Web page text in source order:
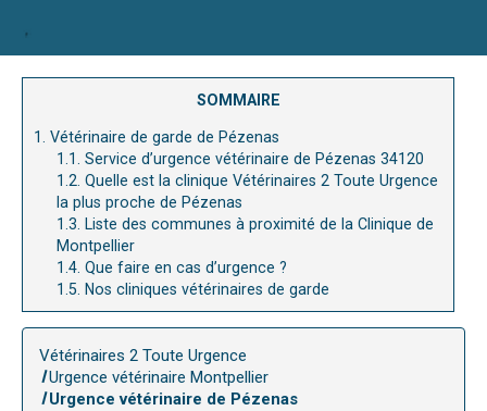
SOMMAIRE
1. Vétérinaire de garde de Pézenas
1.1. Service d’urgence vétérinaire de Pézenas 34120
1.2. Quelle est la clinique Vétérinaires 2 Toute Urgence
la plus proche de Pézenas
1.3. Liste des communes à proximité de la Clinique de
Montpellier
1.4. Que faire en cas d’urgence ?
1.5. Nos cliniques vétérinaires de garde
Vétérinaires 2 Toute Urgence
Urgence vétérinaire Montpellier
Urgence vétérinaire de Pézenas